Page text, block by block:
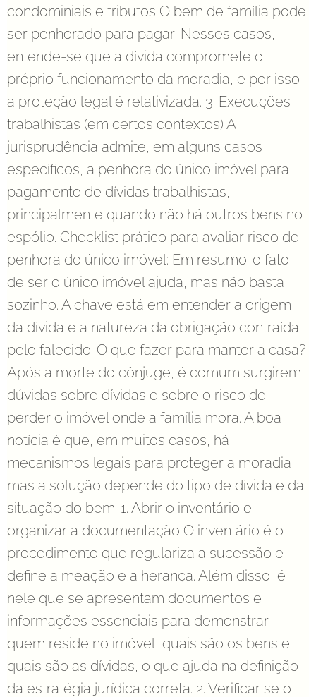
condominiais e tributos O bem de família pode
ser penhorado para pagar: Nesses casos,
entende-se que a dívida compromete o
próprio funcionamento da moradia, e por isso
a proteção legal é relativizada. 3. Execuções
trabalhistas (em certos contextos) A
jurisprudência admite, em alguns casos
específicos, a penhora do único imóvel para
pagamento de dívidas trabalhistas,
principalmente quando não há outros bens no
espólio. Checklist prático para avaliar risco de
penhora do único imóvel: Em resumo: o fato
de ser o único imóvel ajuda, mas não basta
sozinho. A chave está em entender a origem
da dívida e a natureza da obrigação contraída
pelo falecido. O que fazer para manter a casa?
Após a morte do cônjuge, é comum surgirem
dúvidas sobre dívidas e sobre o risco de
perder o imóvel onde a família mora. A boa
notícia é que, em muitos casos, há
mecanismos legais para proteger a moradia,
mas a solução depende do tipo de dívida e da
situação do bem. 1. Abrir o inventário e
organizar a documentação O inventário é o
procedimento que regulariza a sucessão e
define a meação e a herança. Além disso, é
nele que se apresentam documentos e
informações essenciais para demonstrar
quem reside no imóvel, quais são os bens e
quais são as dívidas, o que ajuda na definição
da estratégia jurídica correta. 2. Verificar se o